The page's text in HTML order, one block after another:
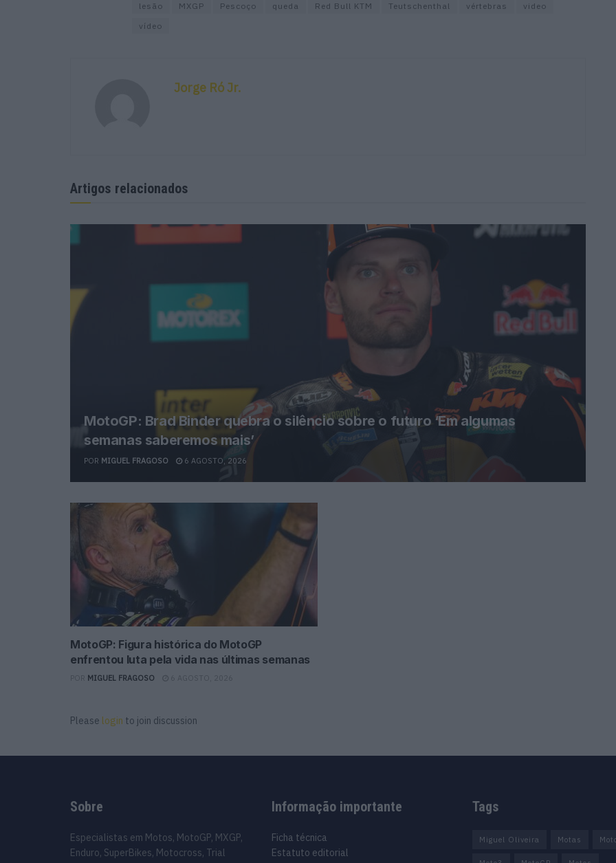
lesão
MXGP Pescoço queda Red Bull KTM Teutschenthal vértebras
video
vídeo
Jorge Ró Jr.
Artigos relacionados
MotoGP: Brad Binder quebra o silêncio sobre o futuro ‘Em algumas
semanas saberemos mais’
POR MIGUEL FRAGOSO 6 AGOSTO, 2026
MotoGP: Figura histórica do MotoGP
enfrentou luta pela vida nas últimas semanas
MIGUEL FRAGOSO 6 AGOSTO, 2026
Please login to join discussion
Sobre
Especialistas em Motos, MotoGP, MXGP,
Enduro, SuperBikes, Motocross, Trial
Informação importante
Ficha técnica
Estatuto editorial
Tags
Miguel Oliveira Motas